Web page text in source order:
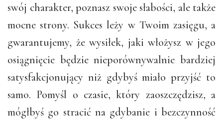
swój charakter, poznasz swoje słabości, ale także
mocne strony. Sukces leży w Twoim zasięgu, a
gwarantujemy, że wysiłek, jaki włożysz w jego
osiągnięcie będzie nieporównywalnie bardziej
satysfakcjonujący niż gdybyś miało przyjść to
samo. Pomyśl o czasie, który zaoszczędzisz, a
mógłbyś go stracić na gdybanie i bezczynność